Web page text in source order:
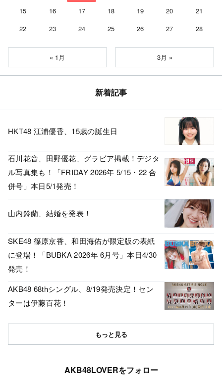
15
16 17 18 19 20
21
22
23 24 25 26 27 28
« 1月 3月 »
新着記事
HKT48 江浦優香、15歳の誕生日
石川花音、田野優花、グラビア掲載！デジタ
ル写真集も！「FRIDAY 2026年 5/15・22 合
併号」本日5/1発売！
山内鈴蘭、結婚を発表！
SKE48 篠原京香、和田海佑が限定版の表紙
に登場！「BUBKA 2026年 6月号」本日4/30
発売！
AKB48 68thシングル、8/19発売決定！セン
ターは伊藤百花！
もっと見る
AKB48LOVERをフォロー